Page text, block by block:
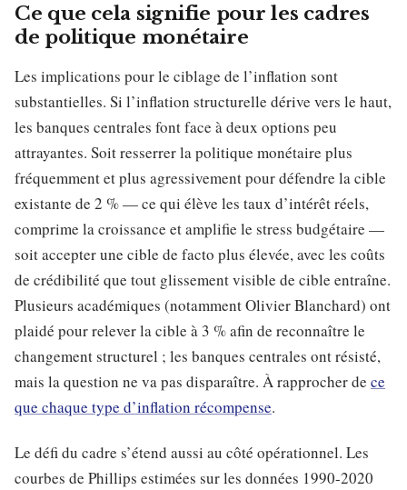
Ce que cela signifie pour les cadres
de politique monétaire
Les implications pour le ciblage de l’inflation sont
substantielles. Si l’inflation structurelle dérive vers le haut,
les banques centrales font face à deux options peu
attrayantes. Soit resserrer la politique monétaire plus
fréquemment et plus agressivement pour défendre la cible
existante de 2 % — ce qui élève les taux d’intérêt réels,
comprime la croissance et amplifie le stress budgétaire —
soit accepter une cible de facto plus élevée, avec les coûts
de crédibilité que tout glissement visible de cible entraîne.
Plusieurs académiques (notamment Olivier Blanchard) ont
plaidé pour relever la cible à 3 % afin de reconnaître le
changement structurel ; les banques centrales ont résisté,
mais la question ne va pas disparaître. À rapprocher de ce
que chaque type d’inflation récompense.
Le défi du cadre s’étend aussi au côté opérationnel. Les
courbes de Phillips estimées sur les données 1990-2020